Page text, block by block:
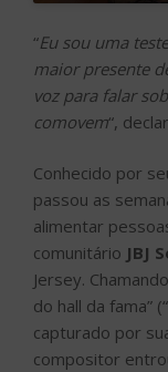
“Eu sou uma
maior presente
voz para falar
comovem“,
Conhecido por
passou as
alimentar
comunitário JBJ
Jersey.
do hall da fama”
capturado por
compositor